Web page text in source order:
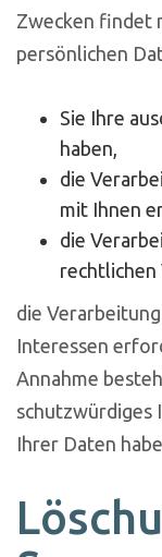
Zwecken findet
persönlichen
Sie Ihre
haben,
die
mit Ihnen
die
die
Interessen
Annahme
schutzwürdiges
Ihrer Daten